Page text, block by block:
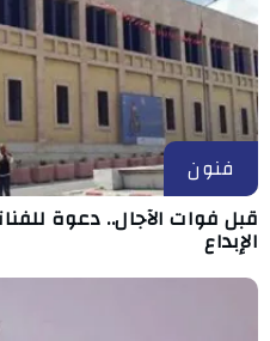
فنون
قبل فوات الآجال.. دعوة
الإبداع